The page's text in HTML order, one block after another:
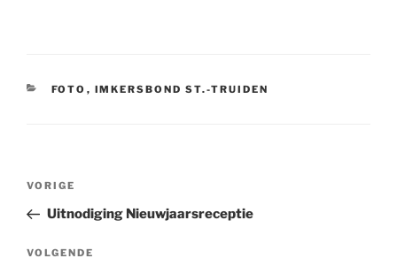
CATEGORIEËN
FOTO , IMKERSBOND ST.-TRUIDEN
Bericht
Vorig
bericht
VORIGE
Uitnodiging Nieuwjaarsreceptie
Volgend
VOLGENDE